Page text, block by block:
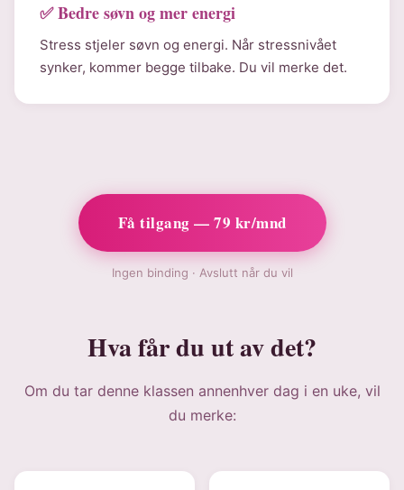
✅ Bedre søvn og mer energi
Stress stjeler søvn og energi. Når stressnivået
synker, kommer begge tilbake. Du vil merke det.
Få tilgang — 79 kr/mnd
Ingen binding · Avslutt når du vil
Hva får du ut av det?
Om du tar denne klassen annenhver dag i en uke, vil
du merke: